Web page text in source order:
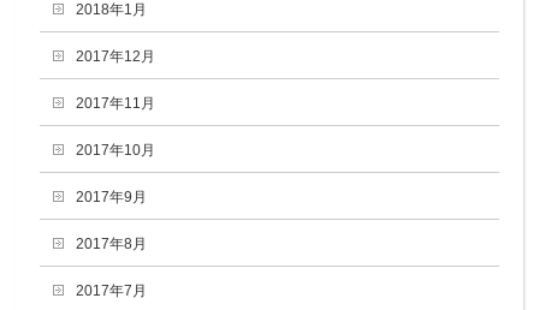
2018年1月
2017年12月
2017年11月
2017年10月
2017年9月
2017年8月
2017年7月